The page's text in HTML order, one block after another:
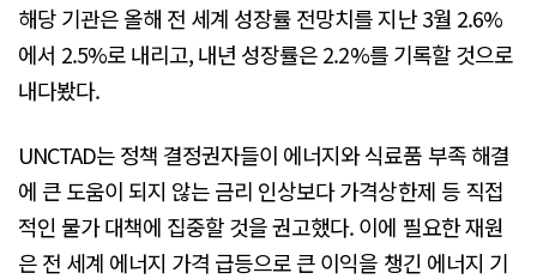
해당 기관은 올해 전 세계 성장률 전망치를 지난 3월 2.6%
에서 2.5%로 내리고, 내년 성장률은 2.2%를 기록할 것으로
내다봤다.
UNCTAD는 정책 결정권자들이 에너지와 식료품 부족 해결
에 큰 도움이 되지 않는 금리 인상보다 가격상한제 등 직접
적인 물가 대책에 집중할 것을 권고했다. 이에 필요한 재원
은 전 세계 에너지 가격 급등으로 큰 이익을 챙긴 에너지 기